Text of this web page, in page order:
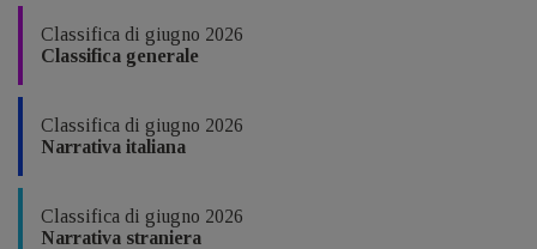
Classifica di giugno 2026
Classifica generale
Classifica di giugno 2026
Narrativa italiana
Classifica di giugno 2026
Narrativa straniera